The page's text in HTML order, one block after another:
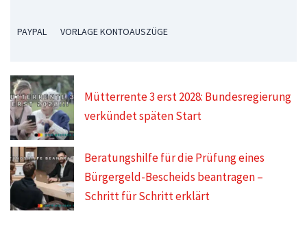
PAYPAL VORLAGE KONTOAUSZÜGE
Mütterrente 3 erst 2028: Bundesregierung
verkündet späten Start
Beratungshilfe für die Prüfung eines
Bürgergeld-Bescheids beantragen –
Schritt für Schritt erklärt